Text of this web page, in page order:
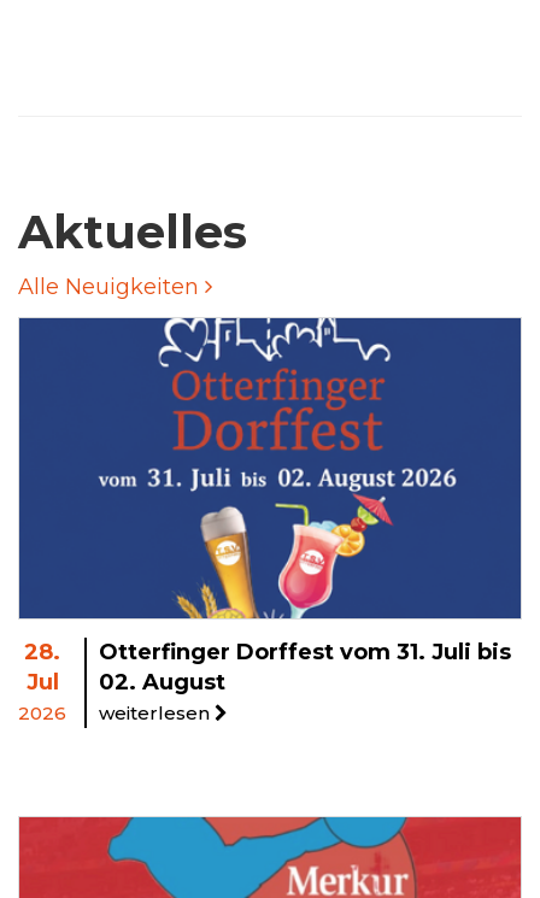
Aktuelles
Alle Neuigkeiten
28.
Jul
2026
Otterfinger Dorffest vom 31. Juli bis
02. August
weiterlesen